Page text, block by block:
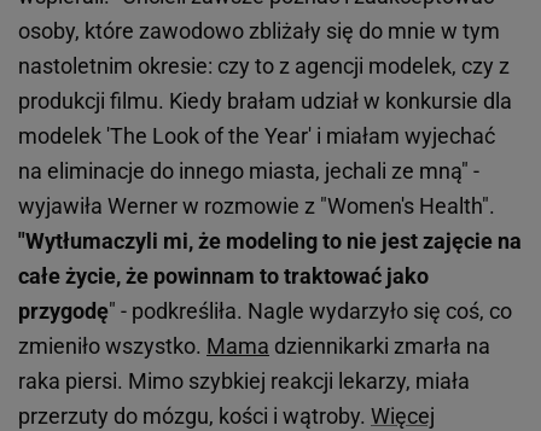
osoby, które zawodowo zbliżały się do mnie w tym
nastoletnim okresie: czy to z agencji modelek, czy z
produkcji filmu. Kiedy brałam udział w konkursie dla
modelek 'The Look of the Year' i miałam wyjechać
na eliminacje do innego miasta, jechali ze mną" -
wyjawiła Werner w rozmowie z "Women's Health".
"Wytłumaczyli mi, że modeling to nie jest zajęcie na
całe życie, że powinnam to traktować jako
przygodę" - podkreśliła. Nagle wydarzyło się coś, co
zmieniło wszystko. Mama dziennikarki zmarła na
raka piersi. Mimo szybkiej reakcji lekarzy, miała
przerzuty do mózgu, kości i wątroby. Więcej